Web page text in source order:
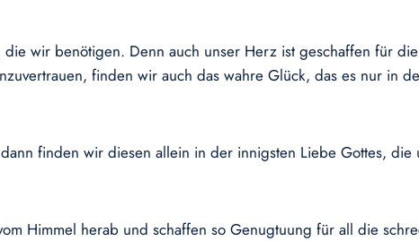
wir benötigen. Denn auch unser Herz ist geschaffen für
finden wir auch das wahre Glück, das es nur in
finden wir diesen allein in der innigsten Liebe Gottes, die
Himmel herab und schaffen so Genugtuung für all die